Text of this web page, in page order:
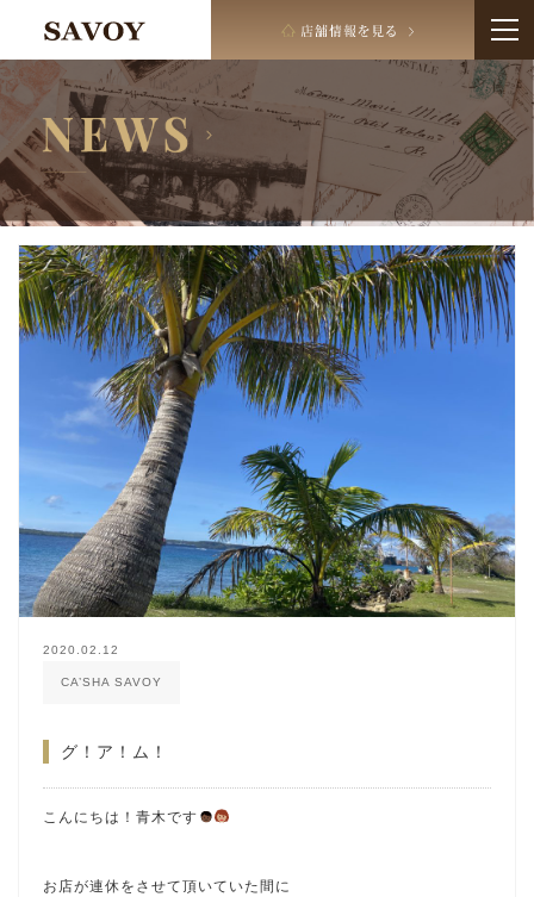
2020.02.12
CA’SHA SAVOY
グ！ア！ム！
こんにちは！青木です
お店が連休をさせて頂いていた間に